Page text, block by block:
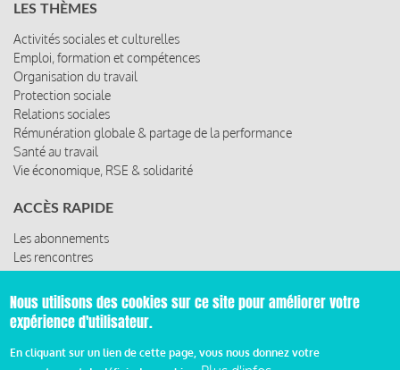
LES THÈMES
Activités sociales et culturelles
Emploi, formation et compétences
Organisation du travail
Protection sociale
Relations sociales
Rémunération globale & partage de la performance
Santé au travail
Vie économique, RSE & solidarité
ACCÈS RAPIDE
Les abonnements
Les rencontres
Les ressources
© 2019 Miroir Social - Réalisé parCafffeine
Nous utilisons des cookies sur ce site pour améliorer votre
expérience d'utilisateur.
En cliquant sur un lien de cette page, vous nous donnez votre